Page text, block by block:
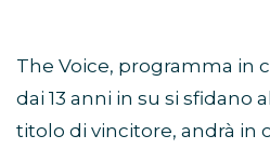
The Voice, programma in
dai 13 anni in su si sfidano
titolo di vincitore, andrà in